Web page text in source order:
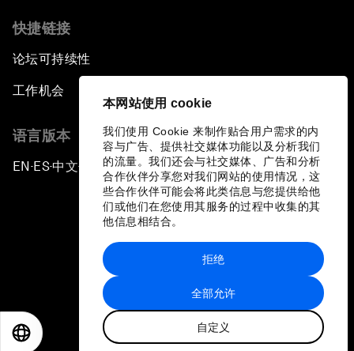
本网站使用 cookie
我们使用 Cookie 来制作贴合用户需求的内
容与广告、提供社交媒体功能以及分析我们
的流量。我们还会与社交媒体、广告和分析
合作伙伴分享您对我们网站的使用情况，这
些合作伙伴可能会将此类信息与您提供给他
们或他们在您使用其服务的过程中收集的其
他信息相结合。
全部允许
自定义
拒绝
快捷链接
论坛可持续性
工作机会
语言版本
EN ▪ ES▪中文▪ 日本語
站点地图
世界经济论坛